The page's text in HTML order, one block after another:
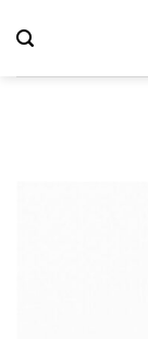
Inhalt
springen